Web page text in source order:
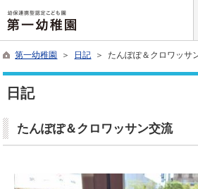
第一幼稚園 ＞ 日記 ＞ たんぽぽ＆クロワッサ
日記
たんぽぽ＆クロワッサン交流